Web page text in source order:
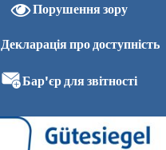
Порушення зору
Декларація про доступність
Бар'єр для звітності